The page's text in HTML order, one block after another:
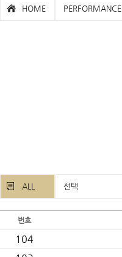
HOME PERFORMANCE
ALL 선택
번호
104